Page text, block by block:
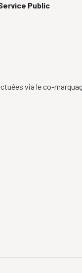
Public
via le co-